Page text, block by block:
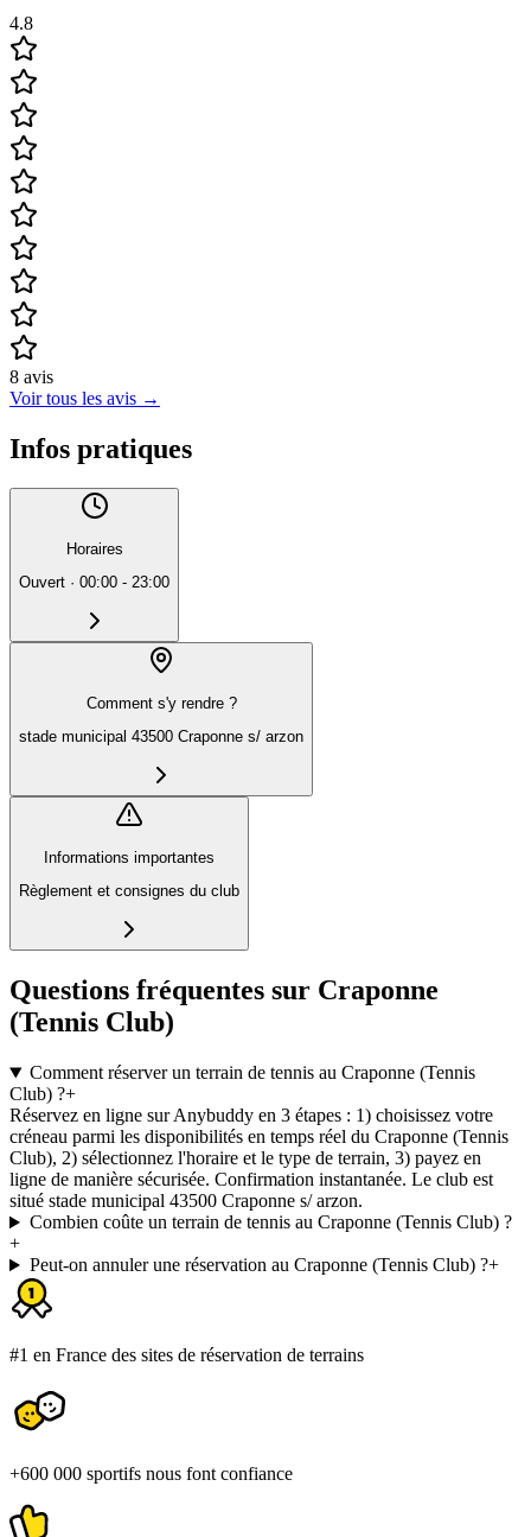
4.8
8 avis
Voir tous les avis →
Infos pratiques
Horaires
Ouvert · 00:00 - 23:00
Comment s'y rendre ?
stade municipal 43500 Craponne s/ arzon
Informations importantes
Règlement et consignes du club
Questions fréquentes sur Craponne
(Tennis Club)
Comment réserver un terrain de tennis au Craponne (Tennis
Club) ?+
Réservez en ligne sur Anybuddy en 3 étapes : 1) choisissez votre
créneau parmi les disponibilités en temps réel du Craponne (Tennis
Club), 2) sélectionnez l'horaire et le type de terrain, 3) payez en
ligne de manière sécurisée. Confirmation instantanée. Le club est
situé stade municipal 43500 Craponne s/ arzon.
Combien coûte un terrain de tennis au Craponne (Tennis Club) ?
+
Peut-on annuler une réservation au Craponne (Tennis Club) ?+
#1 en France des sites de réservation de terrains
+600 000 sportifs nous font confiance